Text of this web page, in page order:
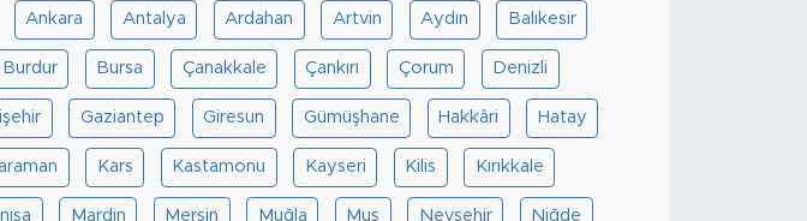
Ankara Antalya Ardahan Artvin Aydın Balıkesir
Burdur Bursa Çanakkale Çankırı Çorum Denizli
Gaziantep Giresun Gümüşhane Hakkâri Hatay
Kars Kastamonu Kayseri Kilis Kırıkkale
Mardin Mersin Muğla Muş Nevşehir Niğde